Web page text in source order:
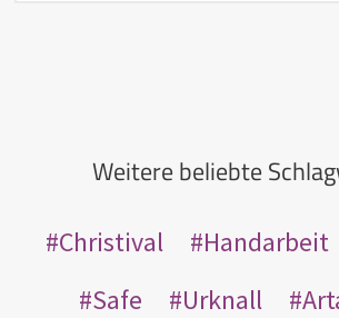
Weitere beliebte
Christival Handarbeit
Safe
Urknall